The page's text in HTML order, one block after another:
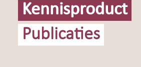
Kennisproduct
Publicaties